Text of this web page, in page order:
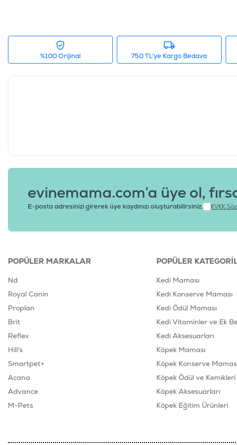
%100 Orijinal 750 TL'ye Kargo Bedava
evinemama.com’a üye ol,
E-posta adresinizi girerek üye kaydınızı oluşturabilirsiniz. KVKK
POPÜLER MARKALAR
Nd
Royal Canin
Proplan
Brit
Reflex
Hill's
Smartpet+
Acana
Advance
M-Pets
POPÜLER
Kedi Maması
Kedi Konserve Maması
Kedi Ödül Maması
Kedi Vitaminler ve Ek
Kedi Aksesuarları
Köpek Maması
Köpek Konserve
Köpek Ödül ve Kemikleri
Köpek Aksesuarları
Köpek Eğitim Ürünleri